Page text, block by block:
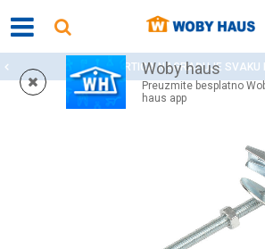
Woby haus
Preuzmite besplatno
haus app
WOBY KARTICA NAGRAĐUJE SVAKU